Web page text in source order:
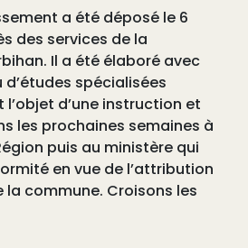
a été déposé le 6
des services de la
Il a été élaboré avec
d’études spécialisées
l’objet d’une instruction et
les prochaines semaines à
puis au ministère qui
en vue de l’attribution
commune. Croisons les